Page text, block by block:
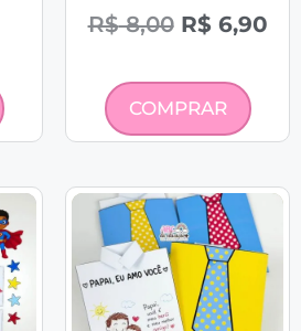
R$8,00 R$6,90
COMPRAR